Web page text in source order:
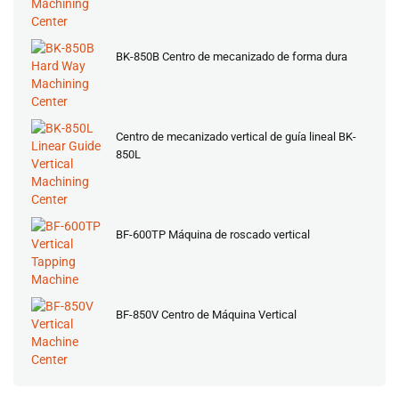
BK-850B Centro de mecanizado de forma dura
Centro de mecanizado vertical de guía lineal BK-
850L
BF-600TP Máquina de roscado vertical
BF-850V Centro de Máquina Vertical